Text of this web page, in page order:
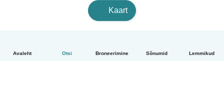
Avaleht Otsi Broneerimine Sõnumid Lemmikud
Kaart